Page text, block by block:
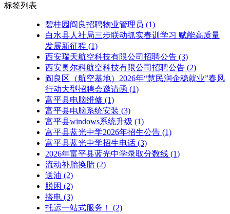
标签列表
碧桂园阎良招聘物业管理员 (1)
白水县人社局三步联动抓实春训学习 赋能高质量
发展新征程 (1)
西安瑞天航空科技有限公司招聘公告 (3)
西安奥尔科航空科技有限公司招聘公告 (2)
阎良区（航空基地）2026年“慧民润企稳就业”春风
行动大型招聘会邀请函 (1)
富平县电脑维修 (1)
富平县电脑系统安装 (3)
富平县windows系统升级 (1)
富平县蓝光中学2026年招生公告 (1)
富平县蓝光中学招生电话 (3)
2026年富平县蓝光中学录取分数线 (1)
流动补胎换胎 (2)
送油 (2)
脱困 (2)
搭电 (3)
托运一站式服务！
(2)